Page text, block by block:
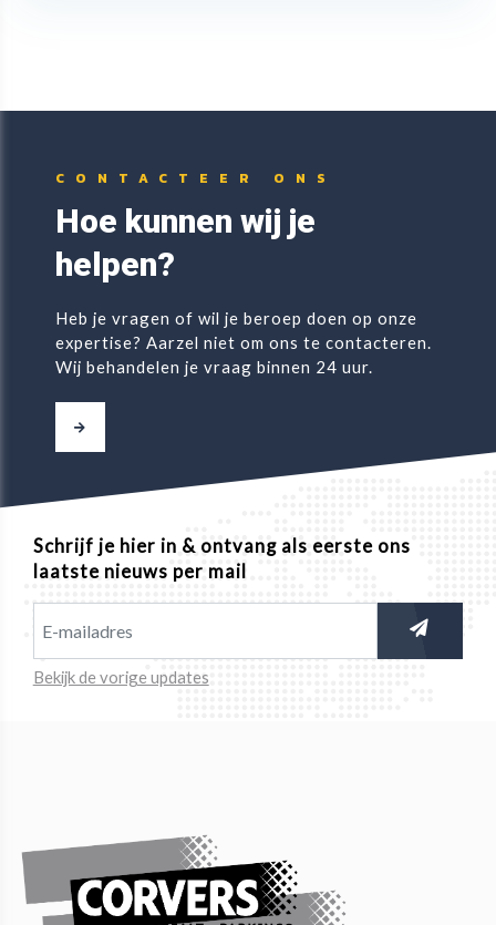
CONTACTEER ONS
Hoe kunnen wij je
helpen?
Heb je vragen of wil je beroep doen op onze
expertise? Aarzel niet om ons te contacteren.
Wij behandelen je vraag binnen 24 uur.
Schrijf je hier in & ontvang als eerste ons
laatste nieuws per mail
Bekijk de vorige updates